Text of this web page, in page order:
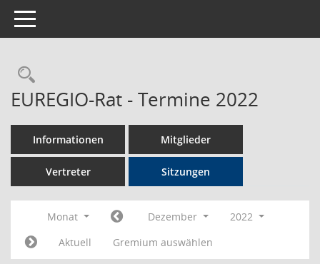
Toggle navigation
Rechercheauswahl
EUREGIO-Rat - Termine 2022
Informationen Mitglieder
Vertreter Sitzungen
Monat Dezember
2022
Aktuell
Gremium auswählen